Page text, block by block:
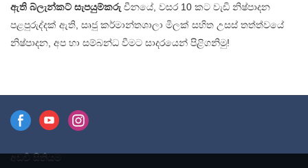
ඇති බ්ලැන්කට් සැපයුම්කරු චීනයේ, වසර 10 කට වැඩි නිෂ්පාදන
පළපුරුද්දක් ඇති, සෘජු කර්මාන්තශාලා මිලක් සහිත උසස් තත්ත්වයේ
නිෂ්පාදන, අප හා සම්බන්ධ වීමට සාදරයෙන් පිළිගනිමු!
අඩවි සිතියම